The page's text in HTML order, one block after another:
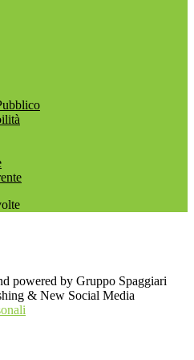
powered by Gruppo Spaggiari
& New Social Media